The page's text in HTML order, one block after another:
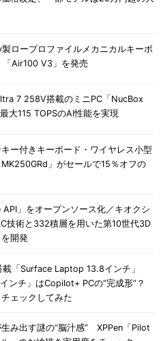
ロープロファイルメカニカルキーボ
Air100 V3」を発売
7 258V搭載のミニPC「NucBox
大115 TOPSのAI性能を実現
ー付きキーボード・ワイヤレス小型
」がセールで15％オフの
API」をオープンソース化／キオクシ
技術と332積層を用いた第10世代3D
開発
「Surface Laptop 13.8インチ」
インチ」はCopilot+ PCの“完成形”？
ェックしてみた
み出す謎の“脳汁感” XPPen「Pilot